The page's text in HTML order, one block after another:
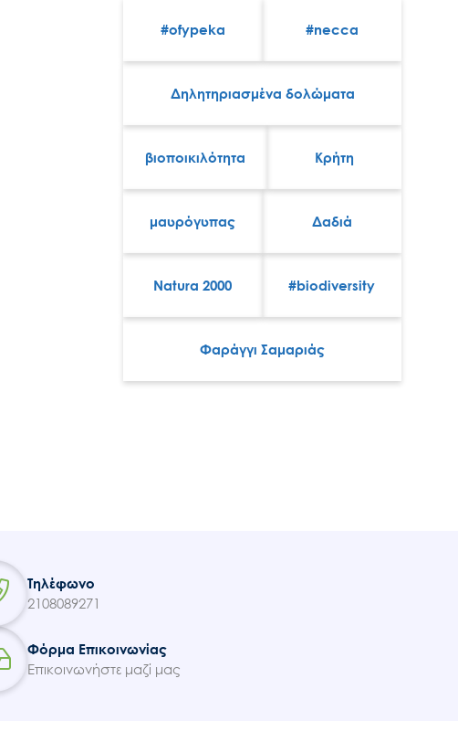
#ofypeka #necca
Δηλητηριασμένα δολώματα
βιοποικιλότητα Κρήτη
μαυρόγυπας Δαδιά
Natura 2000 #biodiversity
Φαράγγι Σαμαριάς
Τηλέφωνο
2108089271
Φόρμα Επικοινωνίας
Επικοινωνήστε μαζί μας